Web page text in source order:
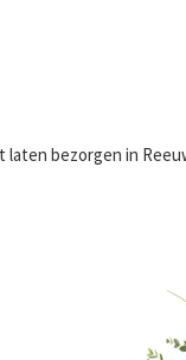
laten bezorgen in